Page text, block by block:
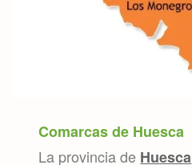
Comarcas de Huesca
La provincia de Huesca